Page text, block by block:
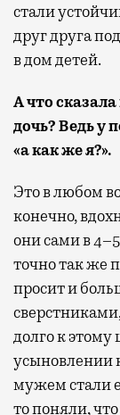
стали
друг друга
в дом детей.
А что
дочь? Ведь у
«а как же я?».
Это в любом
конечно,
они сами в
точно так же
просит и
долго к этому
усыновлении
мужем стали
то поняли,